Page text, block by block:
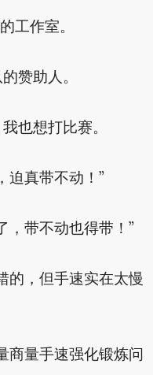
工作室。
赞助人。
也想打比赛。
迫真带不动！”
，带不动也得带！”
的，但手速实在太慢
商量手速强化锻炼问